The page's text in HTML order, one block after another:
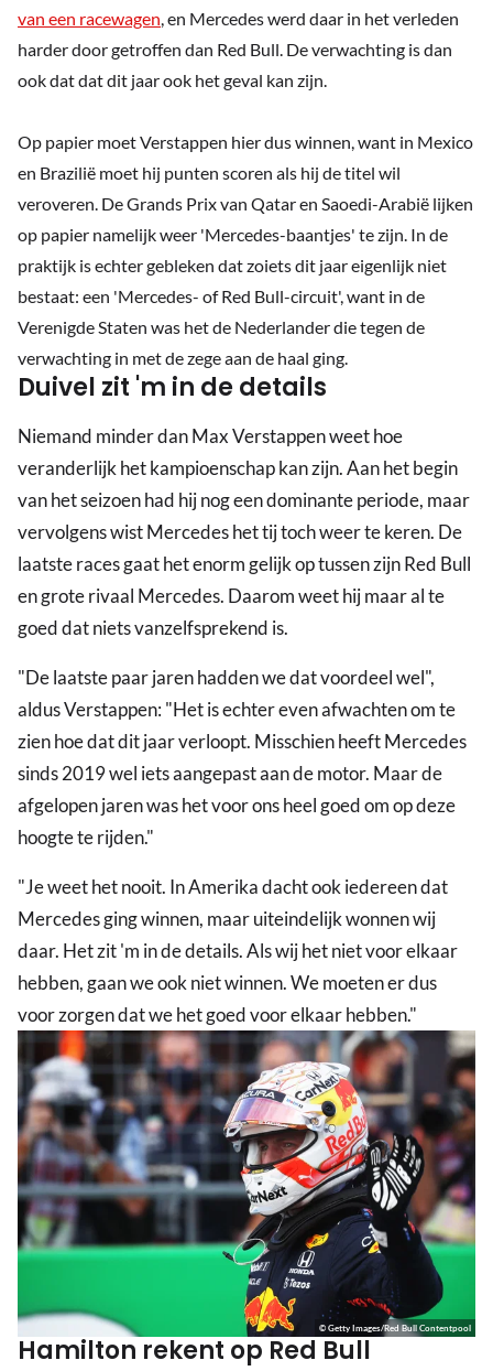
van een racewagen, en Mercedes werd daar in het verleden
harder door getroffen dan Red Bull. De verwachting is dan
ook dat dat dit jaar ook het geval kan zijn.
Op papier moet Verstappen hier dus winnen, want in Mexico
en Brazilië moet hij punten scoren als hij de titel wil
veroveren. De Grands Prix van Qatar en Saoedi-Arabië lijken
op papier namelijk weer 'Mercedes-baantjes' te zijn. In de
praktijk is echter gebleken dat zoiets dit jaar eigenlijk niet
bestaat: een 'Mercedes- of Red Bull-circuit', want in de
Verenigde Staten was het de Nederlander die tegen de
verwachting in met de zege aan de haal ging.
Duivel zit 'm in de details
Niemand minder dan Max Verstappen weet hoe
veranderlijk het kampioenschap kan zijn. Aan het begin
van het seizoen had hij nog een dominante periode, maar
vervolgens wist Mercedes het tij toch weer te keren. De
laatste races gaat het enorm gelijk op tussen zijn Red Bull
en grote rivaal Mercedes. Daarom weet hij maar al te
goed dat niets vanzelfsprekend is.
"De laatste paar jaren hadden we dat voordeel wel",
aldus Verstappen: "Het is echter even afwachten om te
zien hoe dat dit jaar verloopt. Misschien heeft Mercedes
sinds 2019 wel iets aangepast aan de motor. Maar de
afgelopen jaren was het voor ons heel goed om op deze
hoogte te rijden."
"Je weet het nooit. In Amerika dacht ook iedereen dat
Mercedes ging winnen, maar uiteindelijk wonnen wij
daar. Het zit 'm in de details. Als wij het niet voor elkaar
hebben, gaan we ook niet winnen. We moeten er dus
voor zorgen dat we het goed voor elkaar hebben."
© Getty Images/Red Bull Contentpool
Hamilton rekent op Red Bull